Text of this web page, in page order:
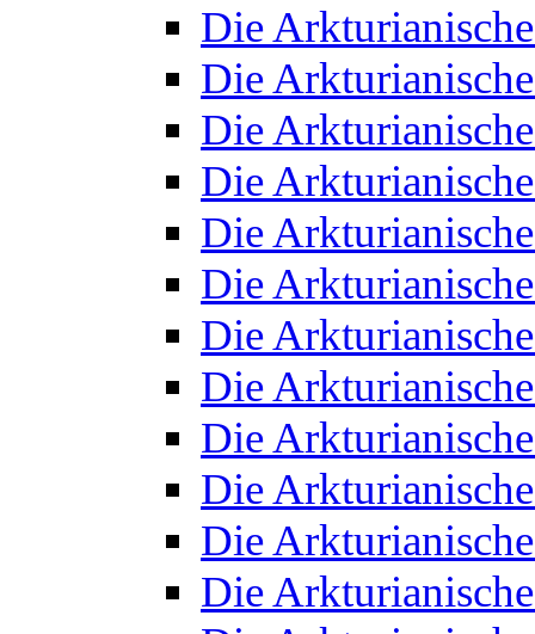
Die
Die
Die
Die
Die
Die
Die
Die
Die
Die
Die
Die